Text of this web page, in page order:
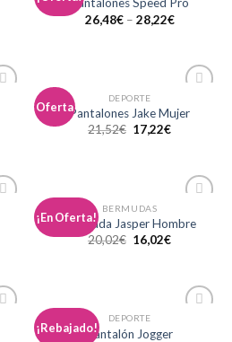
a la
26,48€– 28,22€
Oferta
a la
DEPORTE
Pantalones Jake Mujer
21,52€ 17,22€
¡En Oferta!
a la
BERMUDAS
Bermuda Jasper Hombre
20,02€ 16,02€
¡Rebajado!
DEPORTE
Pantalón Jogger